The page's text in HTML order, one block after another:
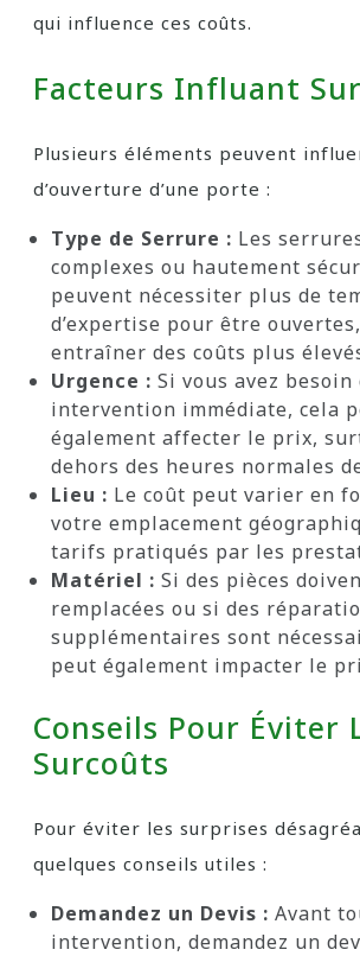
qui influence ces coûts.
Facteurs Influant
Plusieurs éléments peuvent
d’ouverture d’une porte :
Type de Serrure : Les
complexes ou hautement
peuvent nécessiter plus de
d’expertise pour être
entraîner des coûts plus
Urgence : Si vous avez besoin
intervention immédiate, cela
également affecter le prix,
dehors des heures normales
Lieu : Le coût peut varier en
votre emplacement
tarifs pratiqués par les
Matériel : Si des pièces
remplacées ou si des
supplémentaires sont
peut également impacter le
Conseils Pour Éviter
Surcoûts
Pour éviter les surprises
quelques conseils utiles :
Demandez un Devis : Avant
intervention, demandez un